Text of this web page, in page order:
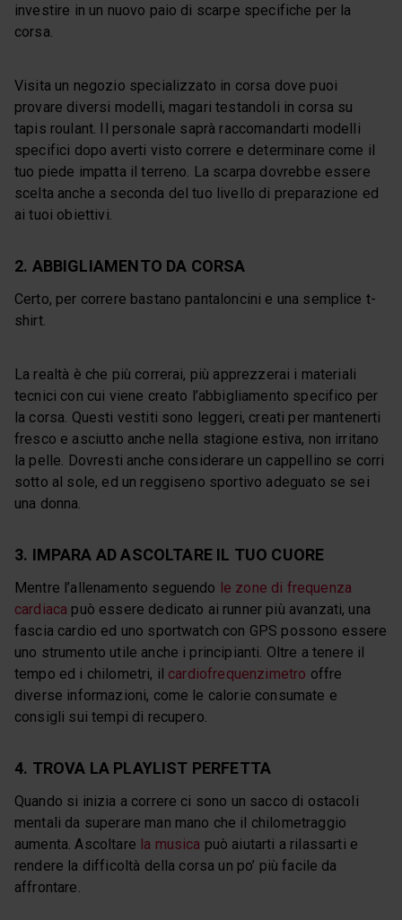
investire in un nuovo paio di scarpe specifiche per la
corsa.
Visita un negozio specializzato in corsa dove puoi
provare diversi modelli, magari testandoli in corsa su
tapis roulant. Il personale saprà raccomandarti modelli
specifici dopo averti visto correre e determinare come il
tuo piede impatta il terreno. La scarpa dovrebbe essere
scelta anche a seconda del tuo livello di preparazione ed
ai tuoi obiettivi.
2. ABBIGLIAMENTO DA CORSA
Certo, per correre bastano pantaloncini e una semplice t-
shirt.
La realtà è che più correrai, più apprezzerai i materiali
tecnici con cui viene creato l’abbigliamento specifico per
la corsa. Questi vestiti sono leggeri, creati per mantenerti
fresco e asciutto anche nella stagione estiva, non irritano
la pelle. Dovresti anche considerare un cappellino se corri
sotto al sole, ed un reggiseno sportivo adeguato se sei
una donna.
3. IMPARA AD ASCOLTARE IL TUO CUORE
Mentre l’allenamento seguendo le zone di frequenza
cardiaca può essere dedicato ai runner più avanzati, una
fascia cardio ed uno sportwatch con GPS possono essere
uno strumento utile anche i principianti. Oltre a tenere il
tempo ed i chilometri, il cardiofrequenzimetro offre
diverse informazioni, come le calorie consumate e
consigli sui tempi di recupero.
4. TROVA LA PLAYLIST PERFETTA
Quando si inizia a correre ci sono un sacco di ostacoli
mentali da superare man mano che il chilometraggio
aumenta. Ascoltare la musica può aiutarti a rilassarti e
rendere la difficoltà della corsa un po’ più facile da
affrontare.